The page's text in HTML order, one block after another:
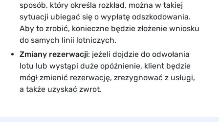
sposób, który określa rozkład, można w takiej
sytuacji ubiegać się o wypłatę odszkodowania.
Aby to zrobić, konieczne będzie złożenie wniosku
do samych linii lotniczych.
Zmiany rezerwacji: jeżeli dojdzie do odwołania
lotu lub wystąpi duże opóźnienie, klient będzie
mógł zmienić rezerwację, zrezygnować z usługi,
a także uzyskać zwrot.